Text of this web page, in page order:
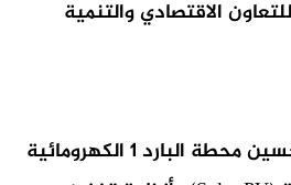
الاقتصادي والتنمية
المشروع الذي سيؤدي الى توفير المزيد من الكهرباء للمواطنين، زيادة كمية الطاقة النظيفة وتعزيز مرونة نظام الطاقة في لبنان، سيركز على تحسين محطة البارد 1 الكهرومائية